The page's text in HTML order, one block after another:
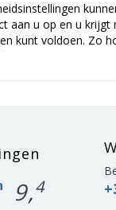
aan u op en u
kunt voldoen. Zo
9,4